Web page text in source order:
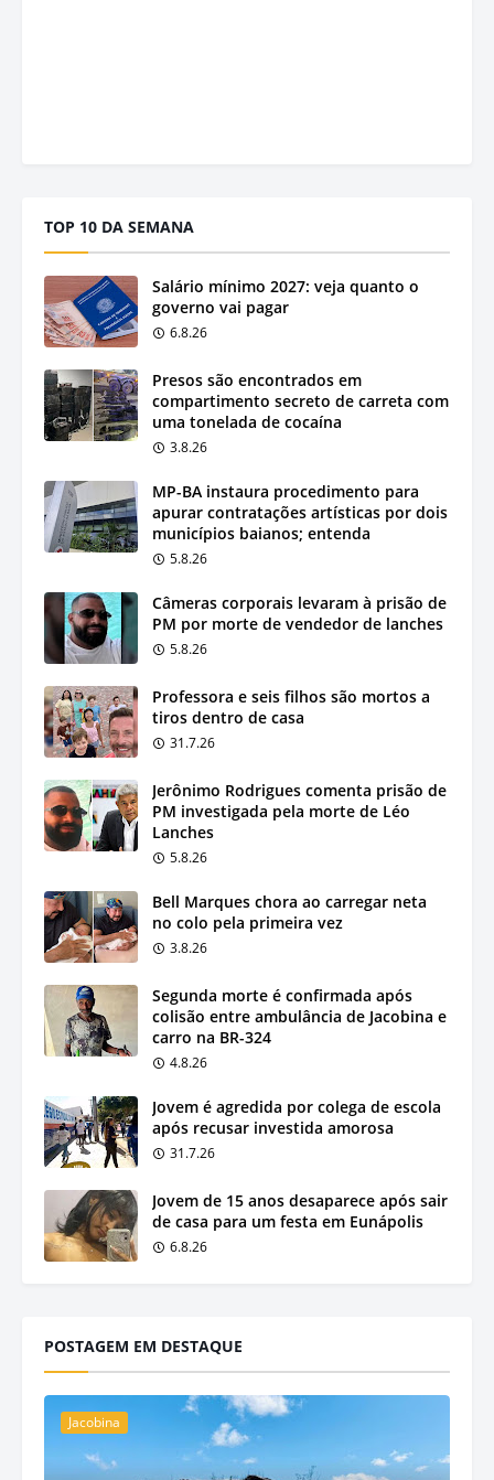
TOP 10 DA SEMANA
Salário mínimo 2027: veja quanto o
governo vai pagar
6.8.26
Presos são encontrados em
compartimento secreto de carreta com
uma tonelada de cocaína
3.8.26
MP-BA instaura procedimento para
apurar contratações artísticas por dois
municípios baianos; entenda
5.8.26
Câmeras corporais levaram à prisão de
PM por morte de vendedor de lanches
5.8.26
Professora e seis filhos são mortos a
tiros dentro de casa
31.7.26
Jerônimo Rodrigues comenta prisão de
PM investigada pela morte de Léo
Lanches
5.8.26
Bell Marques chora ao carregar neta
no colo pela primeira vez
3.8.26
Segunda morte é confirmada após
colisão entre ambulância de Jacobina e
carro na BR-324
4.8.26
Jovem é agredida por colega de escola
após recusar investida amorosa
31.7.26
Jovem de 15 anos desaparece após sair
de casa para um festa em Eunápolis
6.8.26
POSTAGEM EM DESTAQUE
Jacobina